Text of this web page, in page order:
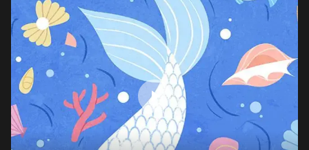
Au Louvre ! Le Saint Sébastien de Mantegna
1 min
Au Louvre ! La Grande Odalisque
1 min